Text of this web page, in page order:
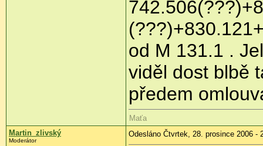
od M 131.1 .
viděl dost blbě
předem
Maťa
Martin_zlivský
Moderátor
Odesláno Čtvrtek, 28. prosince 2006 -